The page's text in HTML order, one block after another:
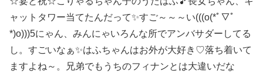
ャットタワー当てたんだって✨すご～～～い(((o(*ﾟ▽ﾟ
*)o)))5にゃん、みんにゃいろんな所でアンバサダーしてる
し。すごいなぁ✨はふちゃんはお外が大好き♡落ち着いて
ますよね～。兄弟でもうちのフィナンとは大違いだな